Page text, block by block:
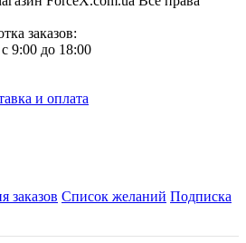
заказов:
9:00 до 18:00
и оплата
заказов Список желаний Подписка